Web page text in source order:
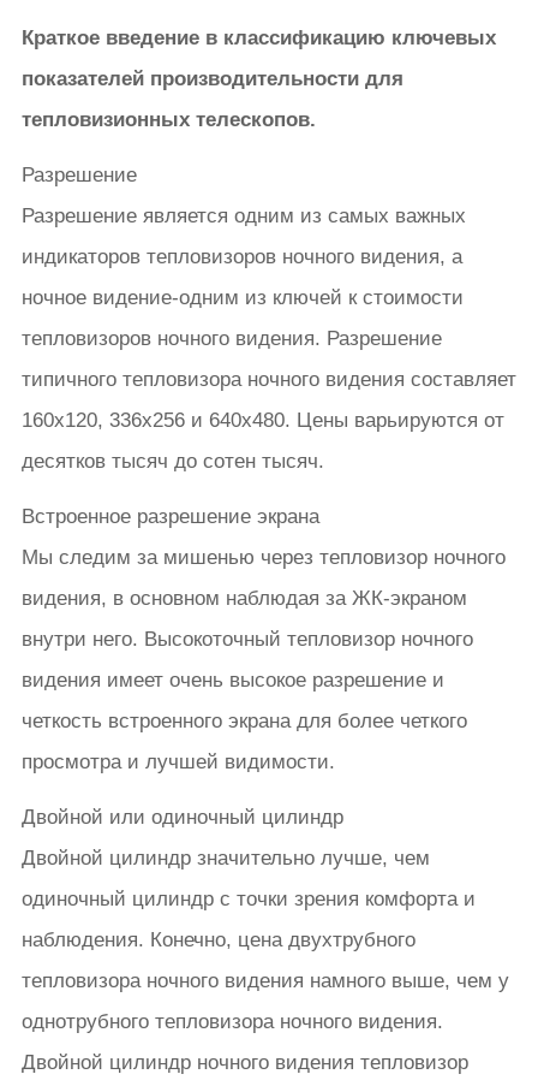
Краткое введение в классификацию ключевых
показателей производительности для
тепловизионных телескопов.
Разрешение
Разрешение является одним из самых важных
индикаторов тепловизоров ночного видения, а
ночное видение-одним из ключей к стоимости
тепловизоров ночного видения. Разрешение
типичного тепловизора ночного видения составляет
160x120, 336x256 и 640x480. Цены варьируются от
десятков тысяч до сотен тысяч.
Встроенное разрешение экрана
Мы следим за мишенью через тепловизор ночного
видения, в основном наблюдая за ЖК-экраном
внутри него. Высокоточный тепловизор ночного
видения имеет очень высокое разрешение и
четкость встроенного экрана для более четкого
просмотра и лучшей видимости.
Двойной или одиночный цилиндр
Двойной цилиндр значительно лучше, чем
одиночный цилиндр с точки зрения комфорта и
наблюдения. Конечно, цена двухтрубного
тепловизора ночного видения намного выше, чем у
однотрубного тепловизора ночного видения.
Двойной цилиндр ночного видения тепловизор